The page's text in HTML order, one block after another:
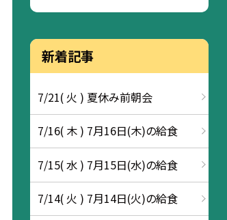
新着記事
7/21( 火 ) 夏休み前朝会
7/16( 木 ) 7月16日(木)の給食
7/15( 水 ) 7月15日(水)の給食
7/14( 火 ) 7月14日(火)の給食